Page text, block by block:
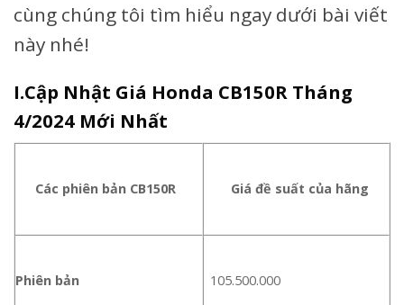
cùng chúng tôi tìm hiểu ngay dưới bài viết
này nhé!
I.Cập Nhật Giá Honda CB150R Tháng
4/2024 Mới Nhất
Các phiên bản CB150R Giá đề suất của hãng
Phiên bản 105.500.000